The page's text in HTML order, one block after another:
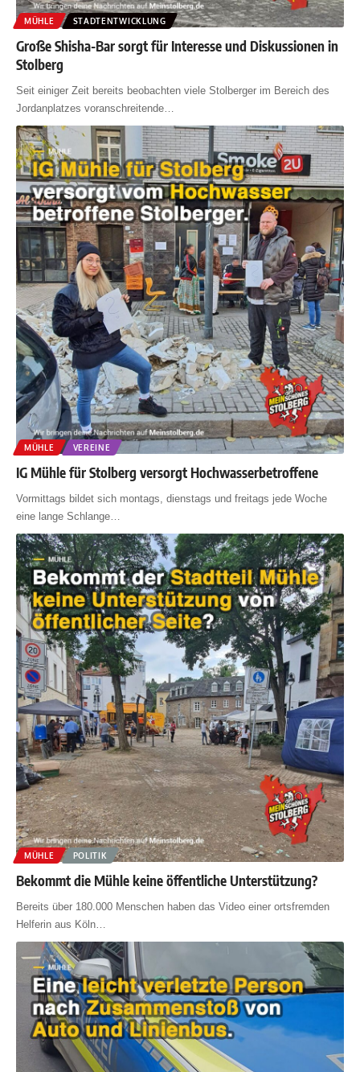
MÜHLE STADTENTWICKLUNG
Große Shisha-Bar sorgt für Interesse und Diskussionen in
Stolberg
Seit einiger Zeit bereits beobachten viele Stolberger im Bereich des
Jordanplatzes voranschreitende
MÜHLE VEREINE
IG Mühle für Stolberg versorgt Hochwasserbetroffene
Vormittags bildet sich montags, dienstags und freitags jede Woche
eine lange Schlange
MÜHLE POLITIK
Bekommt die Mühle keine öffentliche Unterstützung?
Bereits über 180.000 Menschen haben das Video einer ortsfremden
Helferin aus Köln